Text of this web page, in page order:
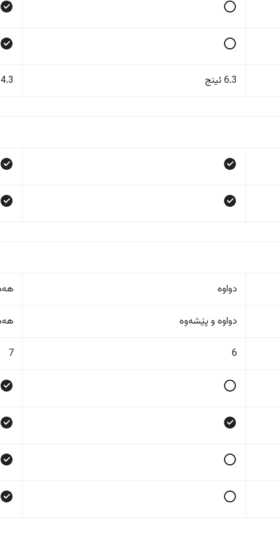
6.3 ئینج 14.3
دواوە
دواوە و پێشەوە
6
7